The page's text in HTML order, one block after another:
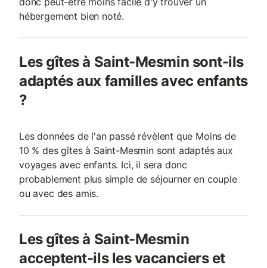
hébergement bien noté.
Les gîtes à Saint-Mesmin sont-ils
adaptés aux familles avec enfants
?
Les données de l'an passé révèlent que Moins de
10 % des gîtes à Saint-Mesmin sont adaptés aux
voyages avec enfants. Ici, il sera donc
probablement plus simple de séjourner en couple
ou avec des amis.
Les gîtes à Saint-Mesmin
acceptent-ils les vacanciers et